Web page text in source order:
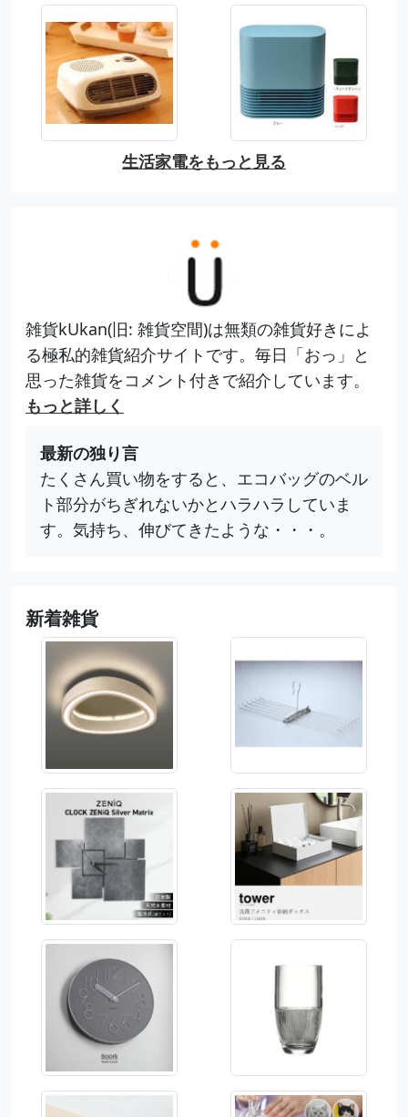
生活家電をもっと見る
雑貨kUkan(旧: 雑貨空間)は無類の雑貨好きによ
る極私的雑貨紹介サイトです。毎日「おっ」と
思った雑貨をコメント付きで紹介しています。
もっと詳しく
最新の独り言
たくさん買い物をすると、エコバッグのベル
ト部分がちぎれないかとハラハラしていま
す。気持ち、伸びてきたような・・・。
新着雑貨